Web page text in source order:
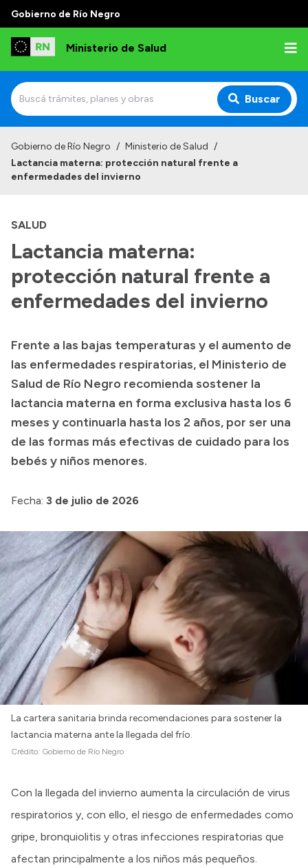
Gobierno de Río Negro
Ministerio de Salud
Buscar
Institucional
Autoridades
Consejos locales
Transparencia
Boletín Oficial
Compras y licitaciones
Consulta de expedientes
Consulta de pago a proveedores
Convocatorias
Intranet
Gobierno de Río Negro / Ministerio de Salud /
Lactancia materna: protección natural frente a
enfermedades del invierno
SALUD
Lactancia materna:
protección natural frente a
enfermedades del invierno
Frente a las bajas temperaturas y el aumento de
las enfermedades respiratorias, el Ministerio de
Salud de Río Negro recomienda sostener la
lactancia materna en forma exclusiva hasta los 6
meses y continuarla hasta los 2 años, por ser una
de las formas más efectivas de cuidado para los
bebés y niños menores.
Fecha: 3 de julio de 2026
La cartera sanitaria brinda recomendaciones para sostener la
lactancia materna ante la llegada del frío.
Crédito: Gobierno de Río Negro
Con la llegada del invierno aumenta la circulación de virus
respiratorios y, con ello, el riesgo de enfermedades como
gripe, bronquiolitis y otras infecciones respiratorias que
afectan principalmente a los niños más pequeños.